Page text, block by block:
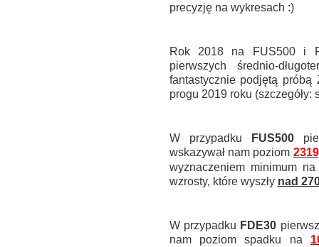
precyzję na wykresach :)
Rok 2018 na FUS500 i
pierwszych średnio-
fantastycznie podjętą
progu 2019 roku (szczegóły:
W przypadku FUS500
wskazywał nam poziom
wyznaczeniem minimum
wzrosty, które wyszły nad
W przypadku FDE30
nam poziom spadku na